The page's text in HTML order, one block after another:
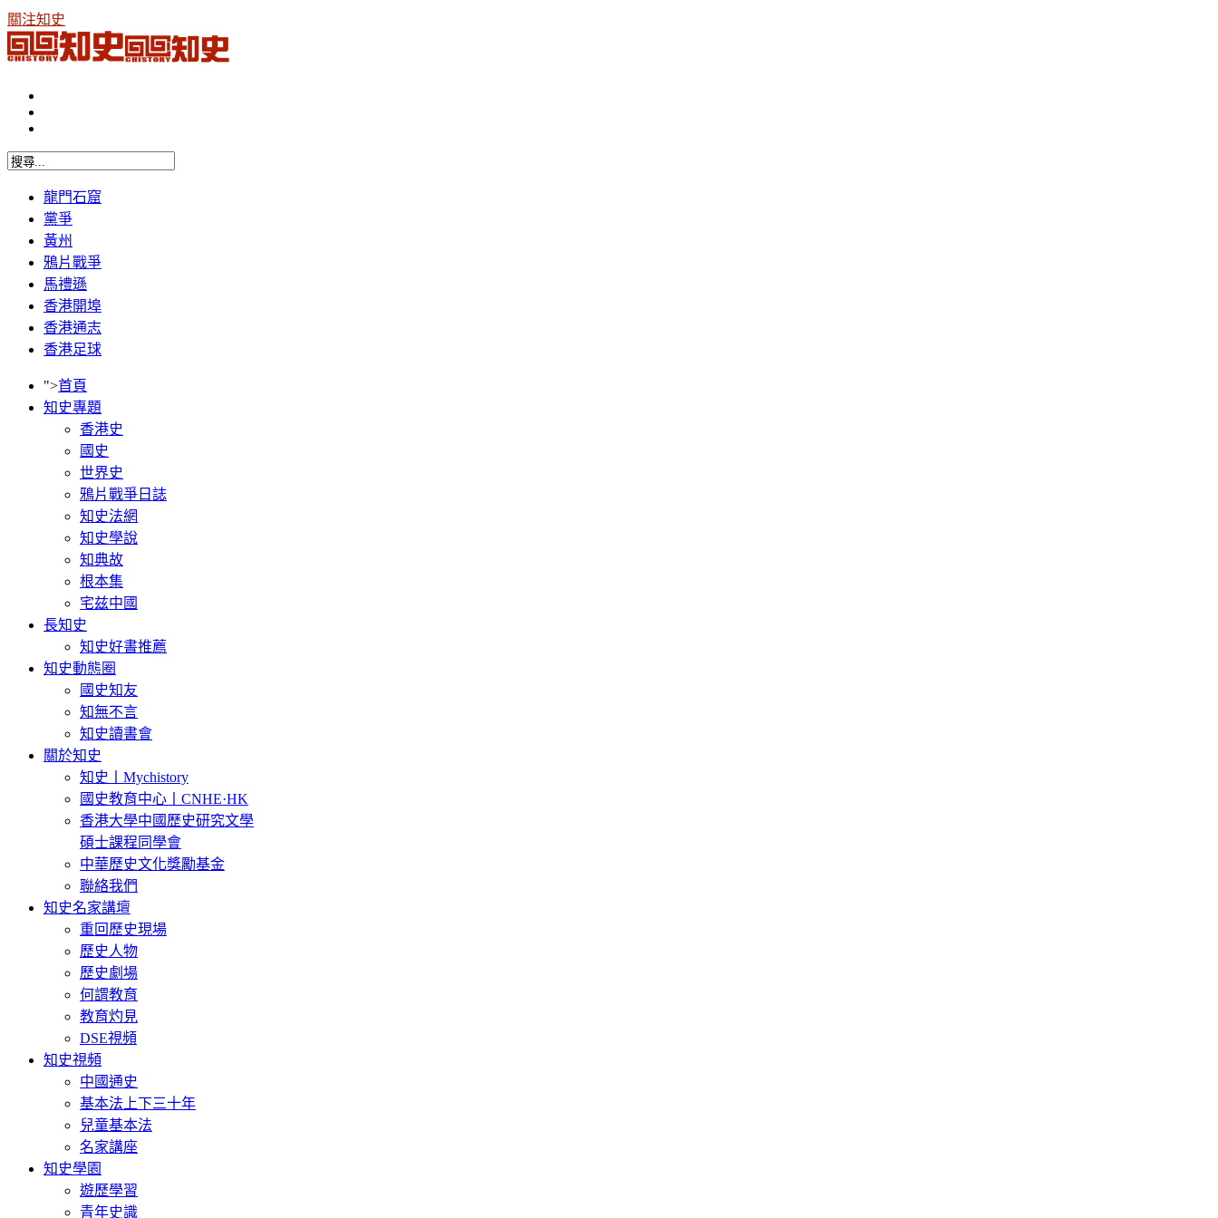
關注知史
龍門石窟
黨爭
黃州
鴉片戰爭
馬禮遜
香港開埠
香港通志
香港足球
">首頁
知史專題
香港史
國史
世界史
鴉片戰爭日誌
知史法網
知史學說
知典故
根本集
宅兹中國
長知史
知史好書推薦
知史動態圈
國史知友
知無不言
知史讀書會
關於知史
知史丨Mychistory
國史教育中心丨CNHE·HK
香港大學中國歷史研究文學
碩士課程同學會
中華歷史文化獎勵基金
聯絡我們
知史名家講壇
重回歷史現場
歷史人物
歷史劇場
何謂教育
教育灼見
DSE視頻
知史視頻
中國通史
基本法上下三十年
兒童基本法
名家講座
知史學園
遊歷學習
青年史識